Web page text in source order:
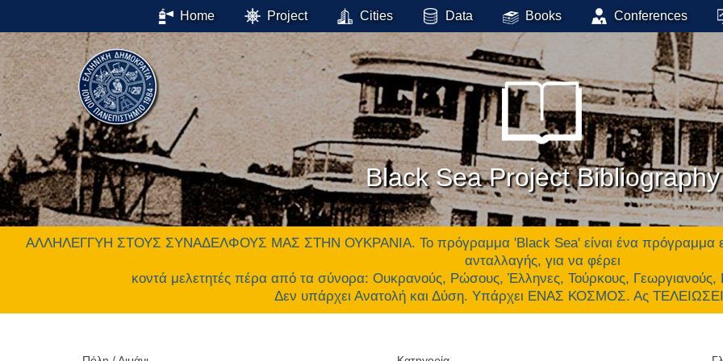
Home Project Cities Data Books Conferences
Black Sea Project Bibliography
ΑΛΛΗΛΕΓΓΥΗ ΣΤΟΥΣ ΣΥΝΑΔΕΛΦΟΥΣ ΜΑΣ ΣΤΗΝ ΟΥΚΡΑΝΙΑ. Το πρόγραμμα 'Black Sea' είναι ένα πρόγραμμα
ανταλλαγής, για να φέρει
κοντά μελετητές πέρα από τα σύνορα: Ουκρανούς, Ρώσους, Έλληνες, Τούρκους,
Δεν υπάρχει Ανατολή και Δύση. Υπάρχει ΕΝΑΣ ΚΟΣΜΟΣ. Ας